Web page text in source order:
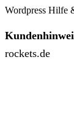
Wordpress Hilfe
rockets.de